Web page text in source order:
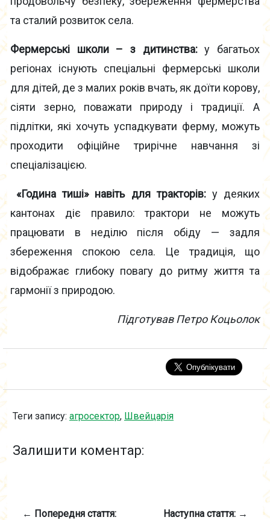
та сталий розвиток села.
Фермерські школи – з дитинства:у багатьох
регіонах існують спеціальні фермерські школи
для дітей, де з малих років вчать, як доїти корову,
сіяти зерно, поважати природу і традиції. А
підлітки, які хочуть успадкувати ферму, можуть
проходити офіційне трирічне навчання зі
спеціалізацією.
«Година тиші» навіть для тракторів: у деяких
кантонах діє правило: трактори не можуть
працювати в неділю після обіду — задля
збереження спокою села. Це традиція, що
відображає глибоку повагу до ритму життя та
гармонії з природою.
Підготував Петро Коцьолок
Теги запису: агросектор, Швейцарія
Залишити коментар:
← Попередня стаття:
Наступна стаття: →